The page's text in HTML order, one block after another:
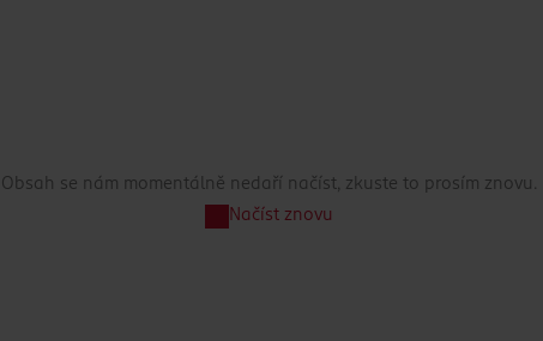
Obsah se nám momentálně nedaří načíst, zkuste to prosím znovu.
Načíst znovu